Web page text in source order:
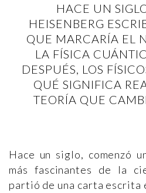
HACE UN
HEISENBERG
QUE MARCARÍA EL
LA FÍSICA
DESPUÉS, LOS
QUÉ SIGNIFICA
TEORÍA QUE
Hace un siglo, comenzó
más fascinantes de la
partió de una carta escrita